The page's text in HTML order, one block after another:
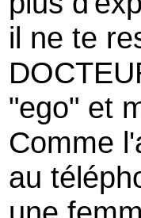
il ne te
"ego" et
Comme
au